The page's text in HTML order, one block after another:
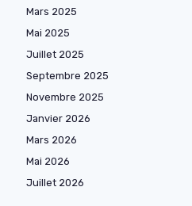
Mars 2025
Mai 2025
Juillet 2025
Septembre 2025
Novembre 2025
Janvier 2026
Mars 2026
Mai 2026
Juillet 2026